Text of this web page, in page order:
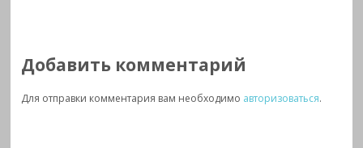
Добавить комментарий
Для отправки комментария вам необходимо авторизоваться.